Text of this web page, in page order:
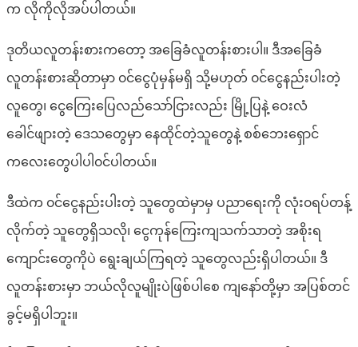
က လိုကိုလိုအပ်ပါတယ်။
ဒုတိယလူတန်းစားကတော့ အခြေခံလူတန်းစားပါ။ ဒီအခြေခံ
လူတန်းစားဆိုတာမှာ ၀င်ငွေပုံမှန်မရှိ သို့မဟုတ် ၀င်ငွေနည်းပါးတဲ့
လူတွေ၊ ငွေကြေးပြေလည်သော်ငြားလည်း မြို့ပြနဲ့ ဝေးလံ
ခေါင်ဖျားတဲ့ ဒေသတွေမှာ နေထိုင်တဲ့သူတွေနဲ့ စစ်ဘေးရှောင်
ကလေးတွေပါပါ၀င်ပါတယ်။
ဒီထဲက ၀င်ငွေနည်းပါးတဲ့ သူတွေထဲမှာမှ ပညာရေးကို လုံး၀ရပ်တန့်
လိုက်တဲ့ သူတွေရှိသလို၊ ငွေကုန်ကြေးကျသက်သာတဲ့ အစိုးရ
ကျောင်းတွေကိုပဲ ‌ရွေးချယ်ကြရတဲ့ သူတွေလည်းရှိပါတယ်။ ဒီ
လူတန်းစားမှာ ဘယ်လိုလူမျိုးပဲဖြစ်ပါစေ ကျနော်တို့မှာ အပြစ်တင်
ခွင့်မရှိပါဘူး။